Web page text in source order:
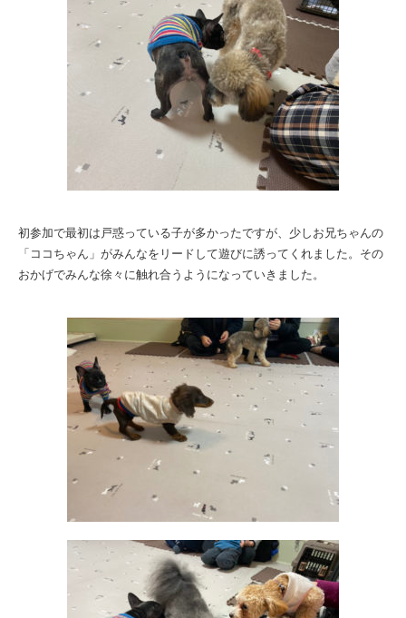
初参加で最初は戸惑っている子が多かったですが、少しお兄ちゃんの
「ココちゃん」がみんなをリードして遊びに誘ってくれました。その
おかげでみんな徐々に触れ合うようになっていきました。